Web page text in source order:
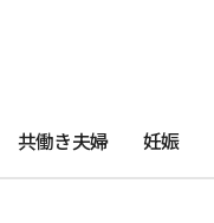
共働き夫婦 妊娠